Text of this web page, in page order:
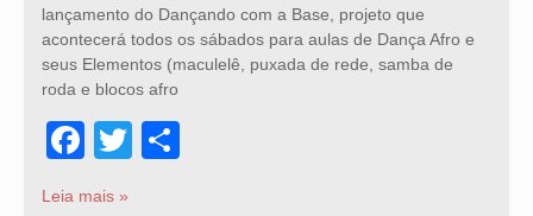
lançamento do Dançando com a Base, projeto que
acontecerá todos os sábados para aulas de Dança Afro e
seus Elementos (maculelê, puxada de rede, samba de
roda e blocos afro
Facebook
Twitter
Leia mais »